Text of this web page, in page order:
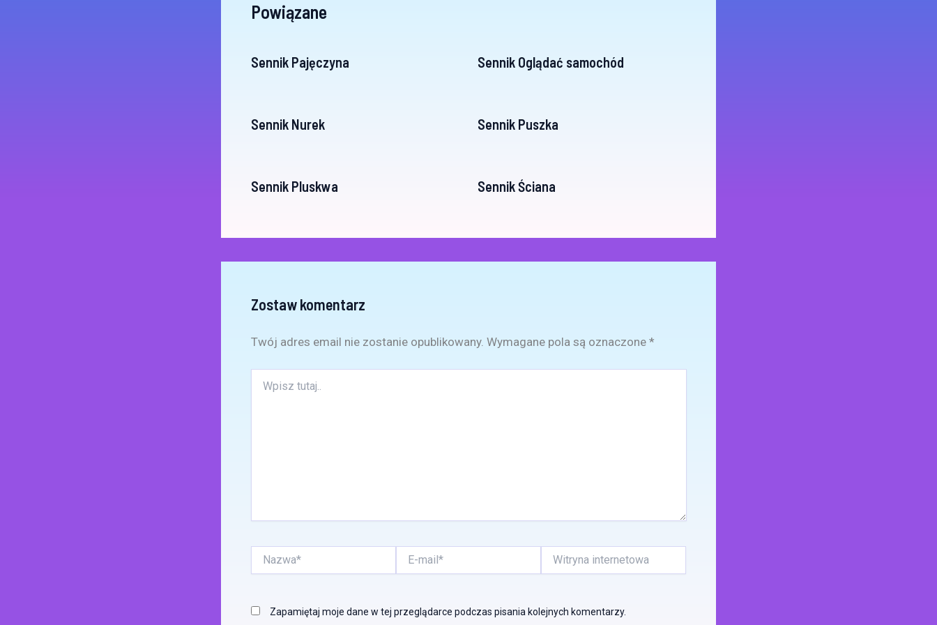
Powiązane
Sennik Pajęczyna Sennik Oglądać samochód
Sennik Nurek Sennik Puszka
Sennik Pluskwa Sennik Ściana
Zostaw komentarz
Twój adres email nie zostanie opublikowany. Wymagane pola są oznaczone *
tutaj..
mail*
internetowa
Zapamiętaj moje dane w tej przeglądarce podczas pisania kolejnych komentarzy.